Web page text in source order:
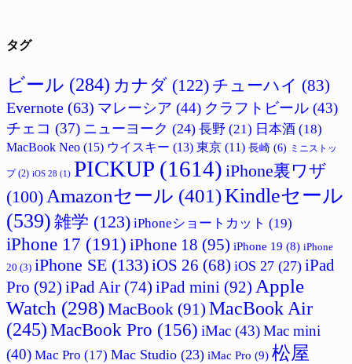
タグ
ビール (284) カナダ (122) チューハイ (83)
Evernote (63) マレーシア (44) クラフトビール (43)
チェコ (37) ニューヨーク (24) 長野 (21) 日本酒 (18)
MacBook Neo (15) ウイスキー (13) 東京 (11) 長崎 (6) ミニストッ
プ(2) iOS 28 (1) PICKUP (1614) iPhone裏ワザ
(100) Amazonセール (401)Kindleセール
(539) 雑学 (123) iPhoneショートカット (19)
iPhone 17 (191) iPhone 18 (95) iPhone 19 (8) iPhone
20 (3) iPhone SE (133)iOS 26 (68) iOS 27 (27) iPad
Pro (92) iPad Air (74) iPad mini (92) Apple
Watch (298)MacBook (91) MacBook Air
(245) MacBook Pro (156) iMac (43)Mac mini
(40) Mac Pro (17) Mac Studio (23) iMac Pro (9) 松屋